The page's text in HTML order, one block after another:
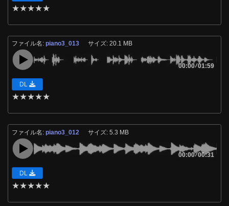
★★★★★
ファイル名:piano3_013 サイズ: 20.1 MB
00:00/01:59
DL
★★★★★
ファイル名:piano3_012 サイズ: 5.3 MB
00:00/00:31
DL
★★★★★